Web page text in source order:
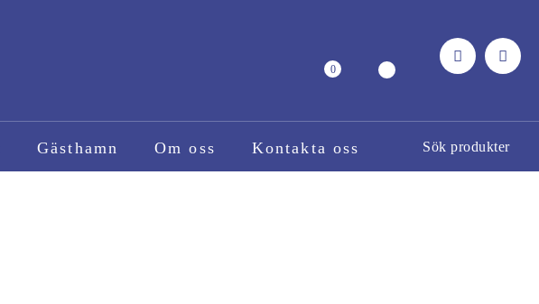
0
Gästhamn Om oss Kontakta oss